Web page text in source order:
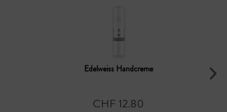
Edelweiss Handcreme
CHF 12.80